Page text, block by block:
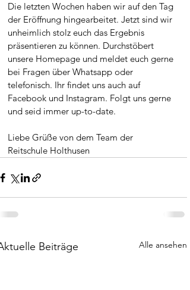
Die letzten Wochen haben wir auf den Tag
der Eröffnung hingearbeitet. Jetzt sind wir
unheimlich stolz euch das Ergebnis
präsentieren zu können. Durchstöbert
unsere Homepage und meldet euch gerne
bei Fragen über Whatsapp oder
telefonisch. Ihr findet uns auch auf
Facebook und Instagram. Folgt uns gerne
und seid immer up-to-date.
Liebe Grüße von dem Team der
Reitschule Holthusen
Beiträge Alle ansehen